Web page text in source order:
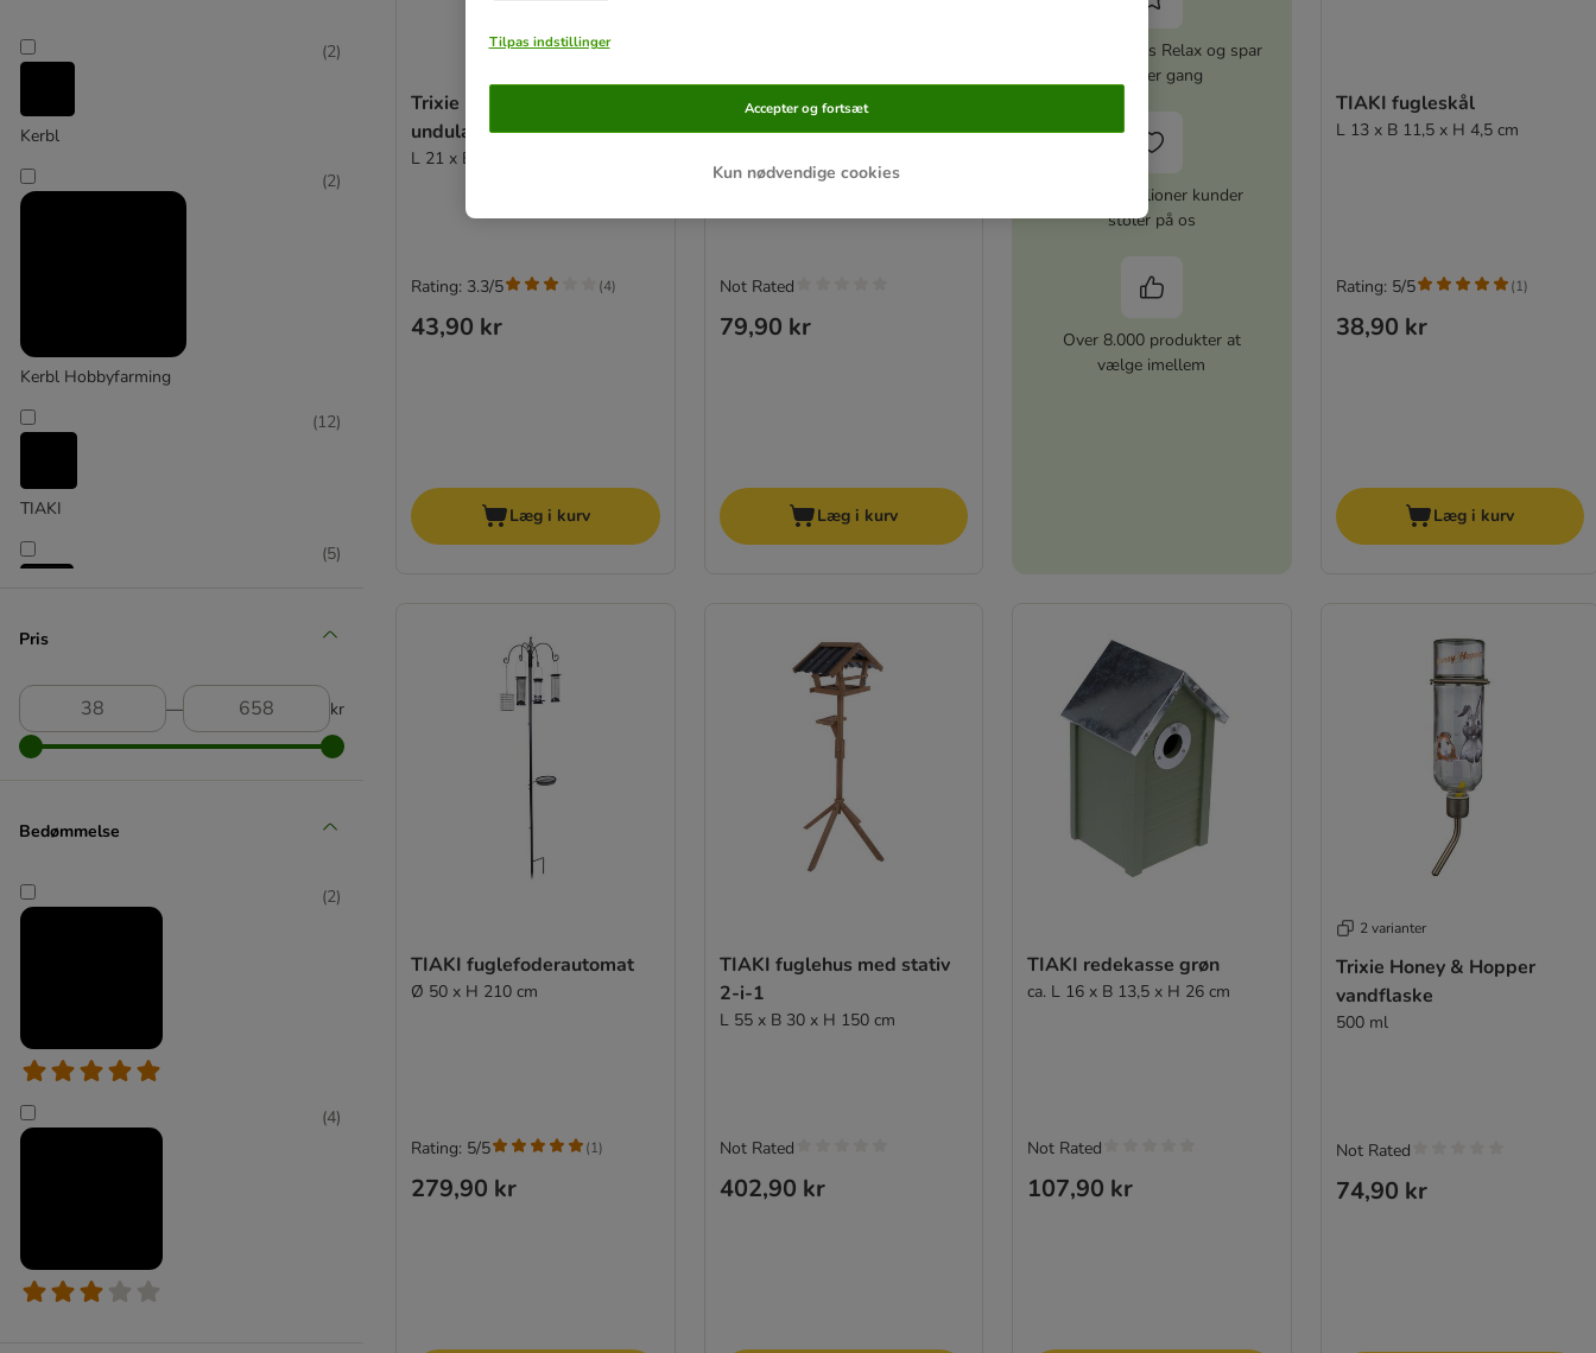
Kerbl
(2)
Kerbl Hobbyfarming
(2)
TIAKI
(12)
Trixie
(5)
Pris
― kr
Bedømmelse
(2)
(4)
Trixie Redekasse til
undulater
L 21 x B 13 x H 12 cm
43,90 kr
Rating: 3.3/5 (4)
Læg i kurv
TIAKI bjælkehytte
redekasse
79,90 kr
Not Rated
Læg i kurv
Aktiver zooplus Relax og spar
5% hver gang
Over 10 millioner kunder
stoler på os
Over 8.000 produkter at
vælge imellem
TIAKI fugleskål
L 13 x B 11,5 x H 4,5 cm
38,90 kr
Rating: 5/5 (1)
Læg i kurv
TIAKI fuglefoderautomat
Ø 50 x H 210 cm
279,90 kr
Rating: 5/5 (1)
TIAKI fuglehus med stativ
2-i-1
L 55 x B 30 x H 150 cm
402,90 kr
Not Rated
TIAKI redekasse grøn
ca. L 16 x B 13,5 x H 26 cm
107,90 kr
Not Rated
2 varianter
Trixie Honey & Hopper
vandflaske
500 ml
74,90 kr
Not Rated
Tilpas indstillinger
Kun nødvendige cookies
Accepter og fortsæt